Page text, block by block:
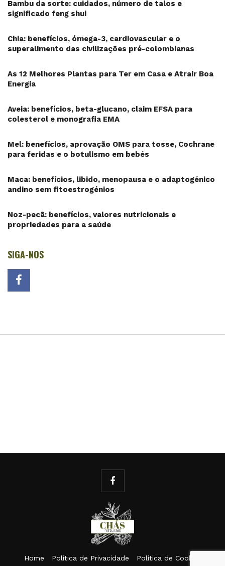
Bambu da sorte: cuidados, número de talos e
significado feng shui
Chia: benefícios, ómega-3, cardiovascular e o
superalimento das civilizações pré-colombianas
As 12 Melhores Plantas para Ter em Casa e Atrair Boa
Energia
Aveia: benefícios, beta-glucano, claim EFSA para
colesterol e monografia EMA
Mel: benefícios, aprovação OMS para tosse, Cochrane
para feridas e o botulismo em bebés
Maca: benefícios, libido, menopausa e o adaptogénico
andino sem fitoestrogénios
Noz-pecã: benefícios, valores nutricionais e
propriedades para a saúde
SIGA-NOS
Home Política de Privacidade
Política de Cookies